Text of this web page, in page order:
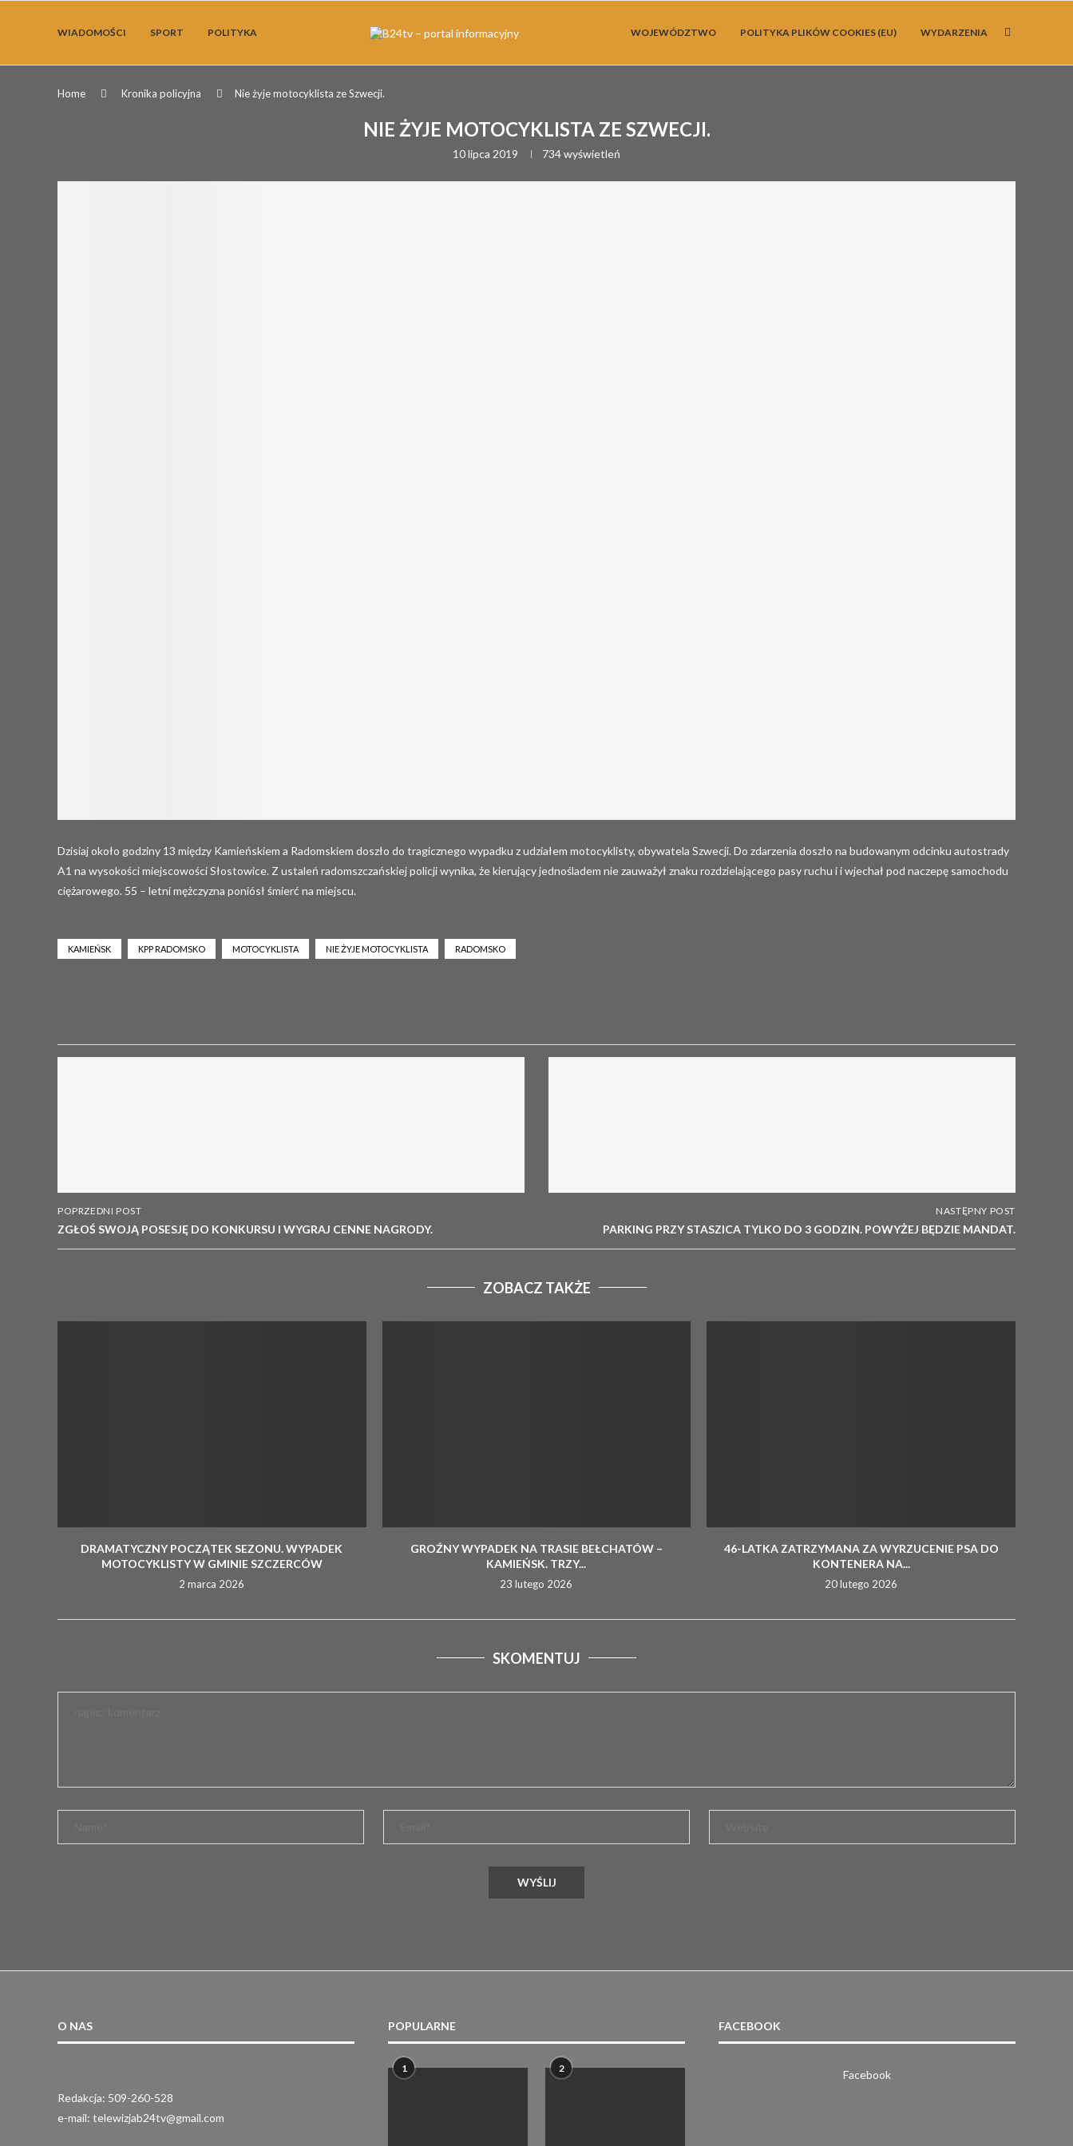
WIADOMOŚCI SPORT POLITYKA WOJEWÓDZTWO POLITYKA PLIKÓW COOKIES (EU) WYDARZENIA
Home Kronika policyjna Nie żyje motocyklista ze Szwecji.
NIE ŻYJE MOTOCYKLISTA ZE SZWECJI.
10 lipca 2019 734wyświetleń
Dzisiaj około godziny 13 między Kamieńskiem a Radomskiem doszło do tragicznego wypadku z udziałem motocyklisty, obywatela Szwecji. Do zdarzenia doszło na budowanym odcinku autostrady
A1 na wysokości miejscowości Słostowice. Z ustaleń radomszczańskiej policji wynika, że kierujący jednośladem nie zauważył znaku rozdzielającego pasy ruchu i i wjechał pod naczepę samochodu
ciężarowego. 55 – letni mężczyzna poniósł śmierć na miejscu.
KAMIEŃSK KPP RADOMSKO MOTOCYKLISTA NIE ŻYJE MOTOCYKLISTA RADOMSKO
POPRZEDNI POST
ZGŁOŚ SWOJĄ POSESJĘ DO KONKURSU I WYGRAJ CENNE NAGRODY.
NASTĘPNY POST
PARKING PRZY STASZICA TYLKO DO 3 GODZIN. POWYŻEJ BĘDZIE MANDAT.
ZOBACZ TAKŻE
DRAMATYCZNY POCZĄTEK SEZONU. WYPADEK
MOTOCYKLISTY W GMINIE SZCZERCÓW
2 marca 2026
GROŹNY WYPADEK NA TRASIE BEŁCHATÓW –
KAMIEŃSK. TRZY...
23 lutego 2026
46-LATKA ZATRZYMANA ZA WYRZUCENIE PSA DO
KONTENERA NA...
20 lutego 2026
SKOMENTUJ
O NAS
Redakcja: 509-260-528
e-mail: telewizjab24tv@gmail.com
POPULARNE
1 2
FACEBOOK
Facebook